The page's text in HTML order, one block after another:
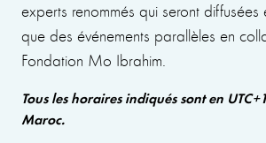
experts renommés qui seront diffusées
que des événements parallèles en
Fondation Mo Ibrahim.
Tous les horaires indiqués sont en
Maroc.